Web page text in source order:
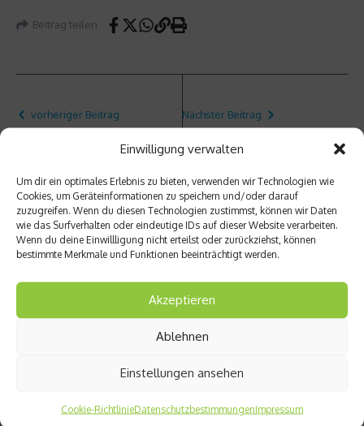
Einwilligung verwalten
Um dir ein optimales Erlebnis zu bieten, verwenden wir Technologien wie
Cookies, um Geräteinformationen zu speichern und/oder darauf
zuzugreifen. Wenn du diesen Technologien zustimmst, können wir Daten
wie das Surfverhalten oder eindeutige IDs auf dieser Website verarbeiten.
Wenn du deine Einwillligung nicht erteilst oder zurückziehst, können
bestimmte Merkmale und Funktionen beeinträchtigt werden.
Akzeptieren
Ablehnen
Einstellungen ansehen
Cookie-RichtlinieDatenschutzbestimmungenImpressum
Beitrag teilen
vorheriger Beitrag
Bike
Air
30+5
Nächster Beitrag
Berlin-
on im
Lauf
der
Zeit